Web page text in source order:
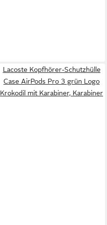
Lacoste Kopfhörer-Schutzhülle
Case AirPods Pro 3 grün Logo
Krokodil mit Karabiner, Karabiner